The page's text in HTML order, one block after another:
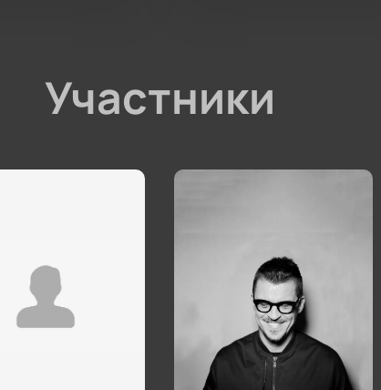
Участники